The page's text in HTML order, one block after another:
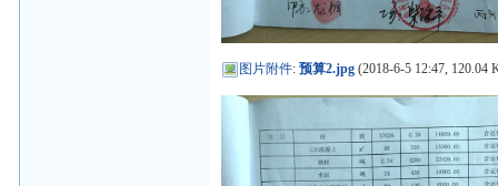
图片附件:预算2.jpg (2018-6-5 12:47, 120.04